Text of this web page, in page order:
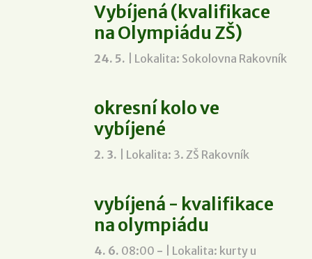
Vybíjená (kvalifikace
na Olympiádu ZŠ)
24. 5. | Lokalita: Sokolovna Rakovník
okresní kolo ve
vybíjené
2. 3. | Lokalita: 3. ZŠ Rakovník
vybíjená - kvalifikace
na olympiádu
4. 6. 08:00 -
| Lokalita: kurty u